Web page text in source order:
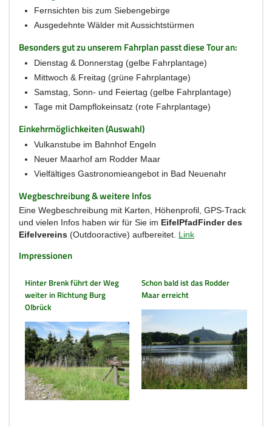
Fernsichten bis zum Siebengebirge
Ausgedehnte Wälder mit Aussichtstürmen
Besonders gut zu unserem Fahrplan passt diese Tour an:
Dienstag & Donnerstag (gelbe Fahrplantage)
Mittwoch & Freitag (grüne Fahrplantage)
Samstag, Sonn- und Feiertag (gelbe Fahrplantage)
Tage mit Dampflokeinsatz (rote Fahrplantage)
Einkehrmöglichkeiten (Auswahl)
Vulkanstube im Bahnhof Engeln
Neuer Maarhof am Rodder Maar
Vielfältiges Gastronomieangebot in Bad Neuenahr
Wegbeschreibung & weitere Infos
Eine Wegbeschreibung mit Karten, Höhenprofil, GPS-Track
und vielen Infos haben wir für Sie im EifelPfadFinder des
Eifelvereins (Outdooractive) aufbereitet. Link
Impressionen
Hinter Brenk führt der Weg
weiter in Richtung Burg
Olbrück
Schon bald ist das Rodder
Maar erreicht